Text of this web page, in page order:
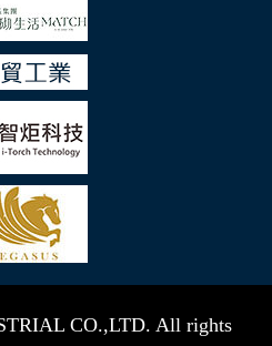
CO.,LTD. All rights